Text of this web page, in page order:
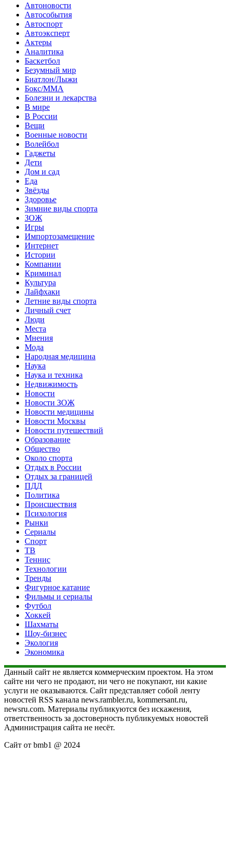
Автоновости
Автособытия
Автоспорт
Автоэксперт
Актеры
Аналитика
Баскетбол
Безумный мир
Биатлон/Лыжи
Бокс/MMA
Болезни и лекарства
В мире
В России
Вещи
Военные новости
Волейбол
Гаджеты
Дети
Дом и сад
Еда
Звёзды
Здоровье
Зимние виды спорта
ЗОЖ
Игры
Импортозамещение
Интернет
Истории
Компании
Криминал
Культура
Лайфхаки
Летние виды спорта
Личный счет
Люди
Места
Мнения
Мода
Народная медицина
Наука
Наука и техника
Недвижимость
Новости
Новости ЗОЖ
Новости медицины
Новости Москвы
Новости путешествий
Образование
Общество
Около спорта
Отдых в России
Отдых за границей
ПДД
Политика
Происшествия
Психология
Рынки
Сериалы
Спорт
ТВ
Теннис
Технологии
Тренды
Фигурное катание
Фильмы и сериалы
Футбол
Хоккей
Шахматы
Шоу-бизнес
Экология
Экономика
Данный сайт не является коммерческим проектом. На этом
сайте ни чего не продают, ни чего не покупают, ни какие
услуги не оказываются. Сайт представляет собой ленту
новостей RSS канала news.rambler.ru, kommersant.ru,
newsru.com. Материалы публикуются без искажения,
ответственность за достоверность публикуемых новостей
Администрация сайта не несёт.
Сайт от bmb1 @ 2024